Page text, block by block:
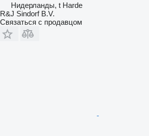
Нидерланды, t Harde
R&J Sindorf B.V.
Связаться с продавцом